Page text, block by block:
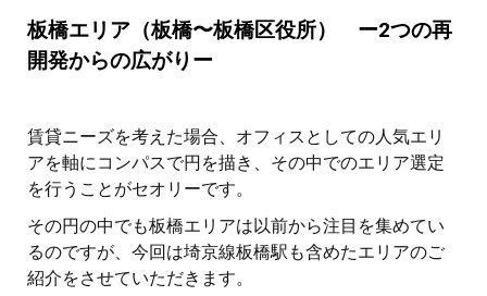
板橋エリア（板橋〜板橋区役所） ー2つの再
開発からの広がりー
賃貸ニーズを考えた場合、オフィスとしての人気エリ
アを軸にコンパスで円を描き、その中でのエリア選定
を行うことがセオリーです。
その円の中でも板橋エリアは以前から注目を集めてい
るのですが、今回は埼京線板橋駅も含めたエリアのご
紹介をさせていただきます。